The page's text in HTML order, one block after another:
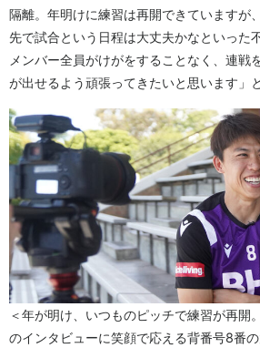
隔離。年明けに練習は再開できていますが
先で試合という日程は大丈夫かなといった
メンバー全員がけがをすることなく、連戦
が出せるよう頑張ってきたいと思います」
＜年が明け、いつものピッチで練習が再開
のインタビューに笑顔で応える背番号8番